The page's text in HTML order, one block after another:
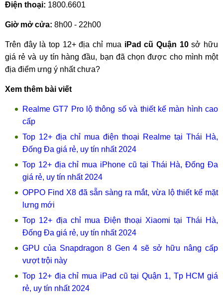
Điện thoại: 1800.6601
Giờ mở cửa: 8h00 - 22h00
Trên đây là top 12+ địa chỉ mua iPad cũ Quận 10sở hữu
giá rẻ và uy tín hàng đầu, bạn đã chọn được cho mình một
địa điểm ưng ý nhất chưa?
Xem thêm bài viết
Realme GT7 Pro lộ thông số và thiết kế màn hình cao
cấp
Top 12+ địa chỉ mua điện thoại Realme tại Thái Hà,
Đống Đa giá rẻ, uy tín nhất 2024
Top 12+ địa chỉ mua iPhone cũ tại Thái Hà, Đống Đa
giá rẻ, uy tín nhất 2024
OPPO Find X8 đã sẵn sàng ra mắt, vừa lộ thiết kế mặt
lưng mới
Top 12+ địa chỉ mua Điện thoại Xiaomi tại Thái Hà,
Đống Đa giá rẻ, uy tín nhất 2024
GPU của Snapdragon 8 Gen 4 sẽ sở hữu nâng cấp
vượt trội này
Top 12+ địa chỉ mua iPad cũ tại Quận 1, Tp HCM giá
rẻ, uy tín nhất 2024